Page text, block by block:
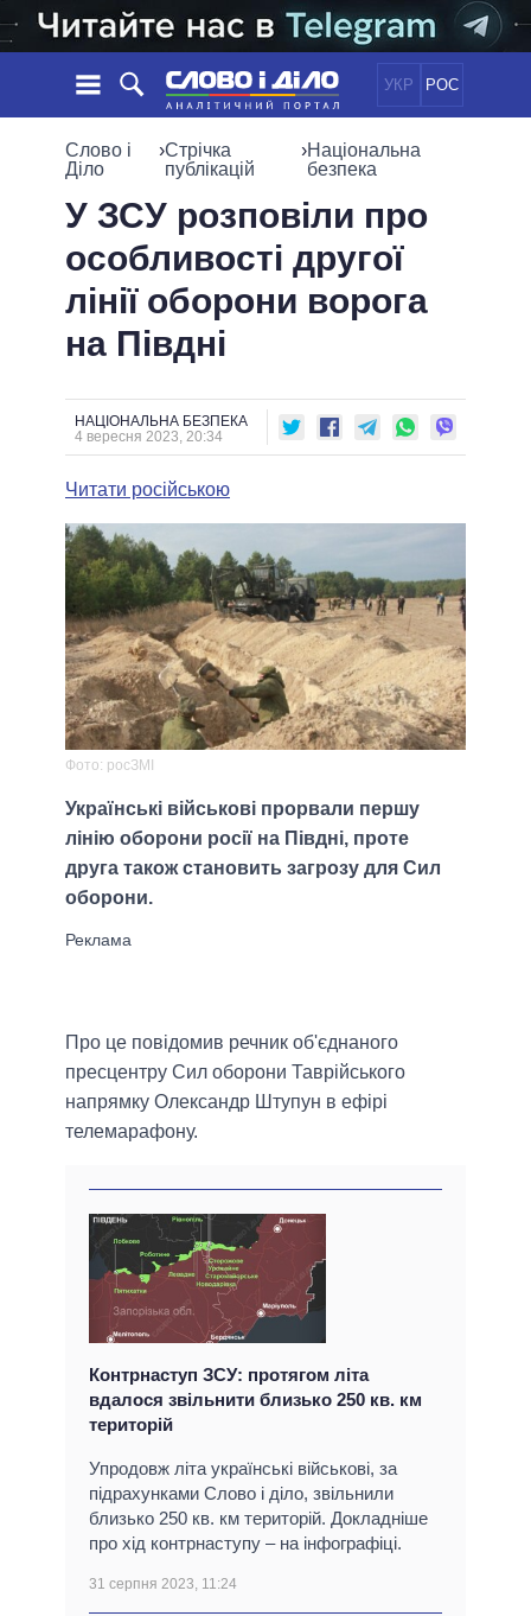
УКР РОС
НОВИНИ
СТРІЧКА
СТАТТІ
ДУМКИ
ОГЛЯДИ
ПОЛІТИКА
ЕКОНОМІКА
СУСПІЛЬСТВО
СВІТ
ОБIЦЯНКИ
ПОЛIТИКИ
УСІ ПОЛІТИКИ
ПРЕЗИДЕНТ І ОФІС
КАБІНЕТ МІНІСТРІВ
ГОЛОВИ ОБЛАДМІНІСТРАЦІЙ
МЕРИ МІСТ
ІНФОГРАФІКА
ПІДТРИМАТИ
ПОРІВНЯННЯ ПОЛІТИКІВ
Слово і
Діло
›Стрічка
публікацій
›Національна
безпека
У ЗСУ розповіли про
особливості другої
лінії оборони ворога
на Півдні
НАЦІОНАЛЬНА БЕЗПЕКА
4 вересня 2023, 20:34
Читати російською
Фото: росЗМІ
Українські військові прорвали першу
лінію оборони росії на Півдні, проте
друга також становить загрозу для Сил
оборони.
Про це повідомив речник об'єднаного
пресцентру Сил оборони Таврійського
напрямку Олександр Штупун в ефірі
телемарафону.
Контрнаступ ЗСУ: протягом літа
вдалося звільнити близько 250 кв. км
територій
Упродовж літа українські військові, за
підрахунками Слово і діло, звільнили
близько 250 кв. км територій. Докладніше
про хід контрнаступу – на інфографіці.
31 серпня 2023, 11:24